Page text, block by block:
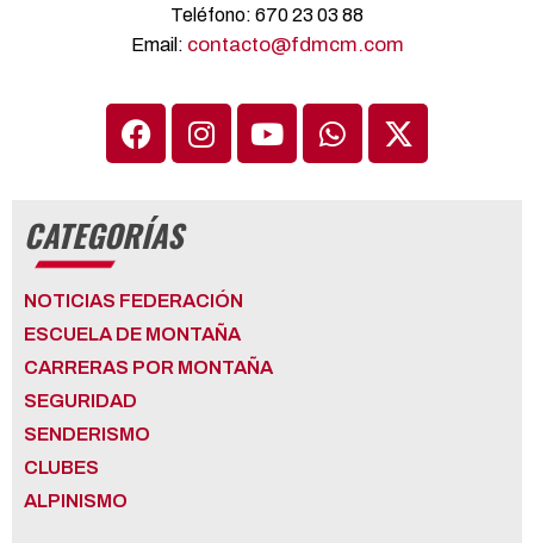
Teléfono: 670 23 03 88
Email: contacto@fdmcm.com
CATEGORÍAS
NOTICIAS FEDERACIÓN
ESCUELA DE MONTAÑA
CARRERAS POR MONTAÑA
SEGURIDAD
SENDERISMO
CLUBES
ALPINISMO